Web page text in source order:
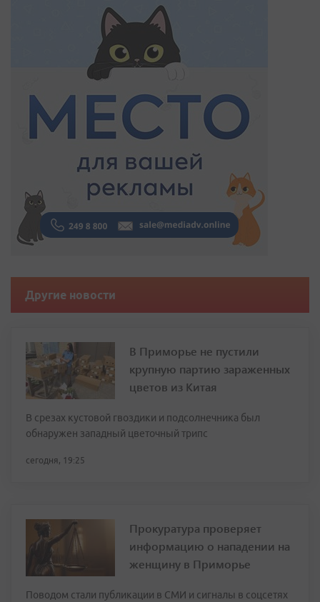
Другие новости
В Приморье не пустили
крупную партию зараженных
цветов из Китая
В срезах кустовой гвоздики и подсолнечника был
обнаружен западный цветочный трипс
сегодня, 19:25
Прокуратура проверяет
информацию о нападении на
женщину в Приморье
Поводом стали публикации в СМИ и сигналы в соцсетях